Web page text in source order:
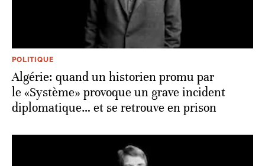
POLITIQUE
Algérie: quand un historien promu par
le «Système» provoque un grave incident
diplomatique… et se retrouve en prison